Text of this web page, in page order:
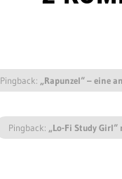
Pingback: „Rapunzel“ – eine
Pingback: „Lo-Fi Study